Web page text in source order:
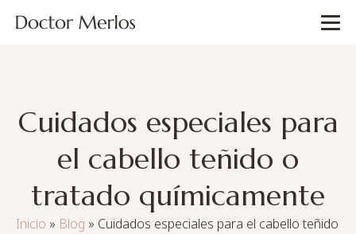
Cuidados especiales para
el cabello teñido o
tratado químicamente
Inicio » Blog » Cuidados especiales para el cabello teñido